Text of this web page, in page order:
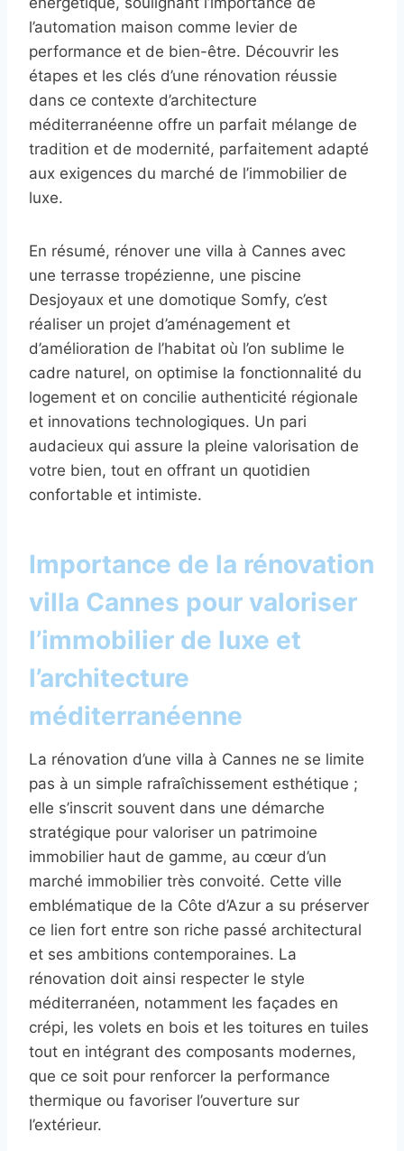
l’automation maison comme levier de
performance et de bien-être. Découvrir les
étapes et les clés d’une rénovation réussie
dans ce contexte d’architecture
méditerranéenne offre un parfait mélange de
tradition et de modernité, parfaitement adapté
aux exigences du marché de l’immobilier de
luxe.
En résumé, rénover une villa à Cannes avec
une terrasse tropézienne, une piscine
Desjoyaux et une domotique Somfy, c’est
réaliser un projet d’aménagement et
d’amélioration de l’habitat où l’on sublime le
cadre naturel, on optimise la fonctionnalité du
logement et on concilie authenticité régionale
et innovations technologiques. Un pari
audacieux qui assure la pleine valorisation de
votre bien, tout en offrant un quotidien
confortable et intimiste.
Importance de la rénovation
villa Cannes pour valoriser
l’immobilier de luxe et
l’architecture
méditerranéenne
La rénovation d’une villa à Cannes ne se limite
pas à un simple rafraîchissement esthétique ;
elle s’inscrit souvent dans une démarche
stratégique pour valoriser un patrimoine
immobilier haut de gamme, au cœur d’un
marché immobilier très convoité. Cette ville
emblématique de la Côte d’Azur a su préserver
ce lien fort entre son riche passé architectural
et ses ambitions contemporaines. La
rénovation doit ainsi respecter le style
méditerranéen, notamment les façades en
crépi, les volets en bois et les toitures en tuiles
tout en intégrant des composants modernes,
que ce soit pour renforcer la performance
thermique ou favoriser l’ouverture sur
l’extérieur.